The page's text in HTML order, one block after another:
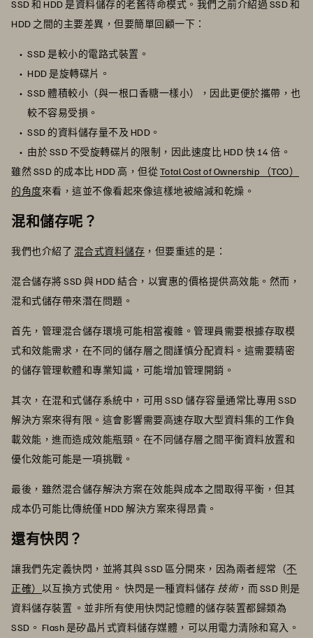
SSD 和 HDD 是資料儲存的老舊待命模式。我們之前介紹過 SSD 和
HDD 之間的主要差異，但要簡單回顧一下：
SSD 是較小的電路式裝置。
HDD 是旋轉碟片。
SSD 體積較小（與一根口香糖一樣小），因此更便於攜帶，也
較不容易受損。
SSD 的資料儲存量不及 HDD。
由於 SSD 不受旋轉碟片的限制，因此速度比 HDD 快 14 倍。
雖然 SSD 的成本比 HDD 高，但從Total Cost of Ownership （TCO）
的角度來看，這並不像看起來像這樣地被縮減和乾燥。
混和儲存呢？
我們也介紹了 混合式資料儲存 ，但要重述的是：
混合儲存將 SSD 與 HDD 結合，以實惠的價格提供高效能。然而，
混和式儲存帶來潛在問題。
首先，管理混合儲存環境可能相當複雜。管理員需要根據存取模
式和效能需求，在不同的儲存層之間謹慎分配資料。這需要精密
的儲存管理軟體和專業知識，可能增加管理開銷。
其次，在混和式儲存系統中，可用 SSD 儲存容量通常比專用 SSD
解決方案來得有限。這會影響需要高速存取大型資料集的工作負
載效能，進而造成效能瓶頸。在不同儲存層之間平衡資料放置和
優化效能可能是一項挑戰。
最後，雖然混合儲存解決方案在效能與成本之間取得平衡，但其
成本仍可能比傳統僅 HDD 解決方案來得昂貴。
還有快閃？
讓我們先定義快閃，並將其與 SSD 區分開來，因為兩者經常（不
正確） 以互換方式使用。 快閃是一種資料儲存 技術，而 SSD 則是
資料儲存裝置 。並非所有使用快閃記憶體的儲存裝置都歸類為
SSD。 Flash 是矽晶片式資料儲存媒體，可以用電力清除和寫入。